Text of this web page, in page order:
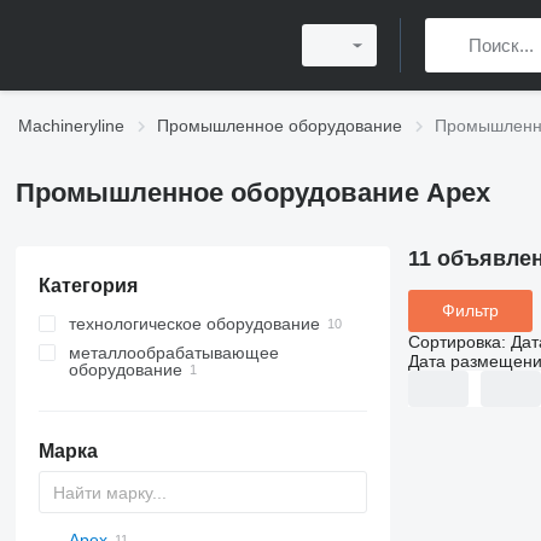
Machineryline Промышленное оборудование
Промышленное оборудование Apex
Категория
технологическое оборудование
промышленные роботы
грануляторы
металлодетекторы
металлообрабатывающее
оборудование
Марка
11
Фильтр
Сортировка:
Дата